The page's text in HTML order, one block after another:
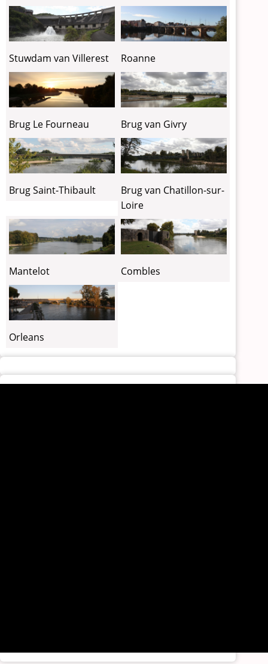
Stuwdam van Villerest Roanne
Brug Le Fourneau Brug van Givry
Brug Saint-Thibault
Brug van Chatillon-sur-
Loire
Mantelot Combles
Orleans